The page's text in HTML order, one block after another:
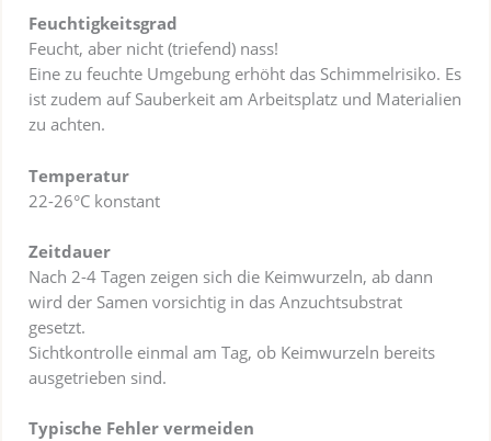
Feuchtigkeitsgrad
Feucht, aber nicht (triefend) nass!
Eine zu feuchte Umgebung erhöht das Schimmelrisiko. Es
ist zudem auf Sauberkeit am Arbeitsplatz und Materialien
zu achten.
Temperatur
22-26°C konstant
Zeitdauer
Nach 2-4 Tagen zeigen sich die Keimwurzeln, ab dann
wird der Samen vorsichtig in das Anzuchtsubstrat
gesetzt.
Sichtkontrolle einmal am Tag, ob Keimwurzeln bereits
ausgetrieben sind.
Typische Fehler vermeiden